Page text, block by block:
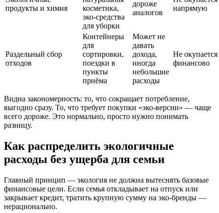
продукты и химия
косметика,
эко-средства
для уборки
дороже
аналогов
напрямую
Раздельный сбор
отходов
Контейнеры
для
сортировки,
поездки в
пункты
приёма
Может не
давать
дохода,
иногда
небольшие
расходы
Не окупается
финансово
Видна закономерность: то, что сокращает потребление,
выгодно сразу. То, что требует покупки «эко-версии» — чаще
всего дороже. Это нормально, просто нужно понимать
разницу.
Как распределить экологичные
расходы без ущерба для семьи
Главный принцип — экология не должна вытеснять базовые
финансовые цели. Если семья откладывает на отпуск или
закрывает кредит, тратить крупную сумму на эко-бренды —
нерационально.